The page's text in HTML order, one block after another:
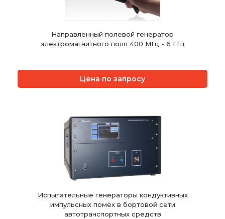
Направленный полевой генератор
электромагнитного поля 400 МГц - 6 ГГц
Цена по запросу
Испытательные генераторы кондуктивных
импульсных помех в бортовой сети
автотранспортных средств